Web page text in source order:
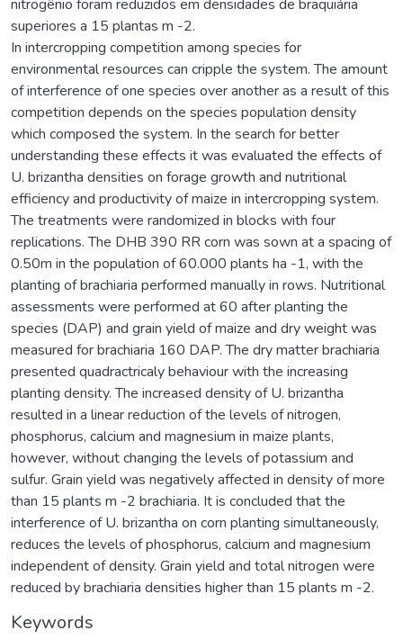
nitrogênio foram reduzidos em densidades de braquiária
superiores a 15 plantas m -2.
In intercropping competition among species for
environmental resources can cripple the system. The amount
of interference of one species over another as a result of this
competition depends on the species population density
which composed the system. In the search for better
understanding these effects it was evaluated the effects of
U. brizantha densities on forage growth and nutritional
efficiency and productivity of maize in intercropping system.
The treatments were randomized in blocks with four
replications. The DHB 390 RR corn was sown at a spacing of
0.50m in the population of 60.000 plants ha -1, with the
planting of brachiaria performed manually in rows. Nutritional
assessments were performed at 60 after planting the
species (DAP) and grain yield of maize and dry weight was
measured for brachiaria 160 DAP. The dry matter brachiaria
presented quadractricaly behaviour with the increasing
planting density. The increased density of U. brizantha
resulted in a linear reduction of the levels of nitrogen,
phosphorus, calcium and magnesium in maize plants,
however, without changing the levels of potassium and
sulfur. Grain yield was negatively affected in density of more
than 15 plants m -2 brachiaria. It is concluded that the
interference of U. brizantha on corn planting simultaneously,
reduces the levels of phosphorus, calcium and magnesium
independent of density. Grain yield and total nitrogen were
reduced by brachiaria densities higher than 15 plants m -2.
Keywords